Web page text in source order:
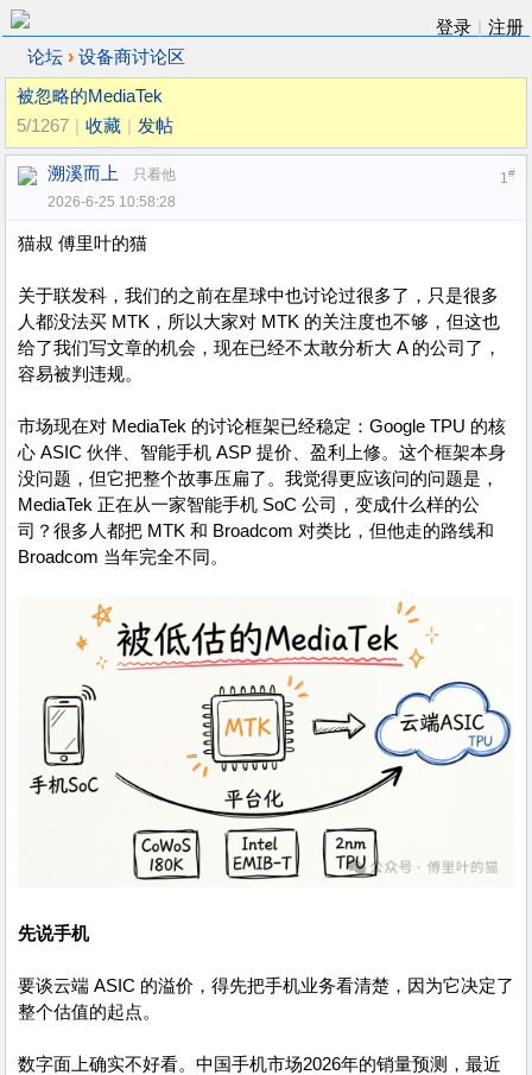
登录
注册
论坛 › 设备商讨论区
被忽略的MediaTek
5/1267
收藏 发帖
1#
溯溪而上
只看他
2026-6-25 10:58:28
猫叔 傅里叶的猫
关于联发科，我们的之前在星球中也讨论过很多了，只是很多
人都没法买 MTK，所以大家对 MTK 的关注度也不够，但这也
给了我们写文章的机会，现在已经不太敢分析大 A 的公司了，
容易被判违规。
市场现在对 MediaTek 的讨论框架已经稳定：Google TPU 的核
心 ASIC 伙伴、智能手机 ASP 提价、盈利上修。这个框架本身
没问题，但它把整个故事压扁了。我觉得更应该问的问题是，
MediaTek 正在从一家智能手机 SoC 公司，变成什么样的公
司？很多人都把 MTK 和 Broadcom 对类比，但他走的路线和
Broadcom 当年完全不同。
先说手机
要谈云端 ASIC 的溢价，得先把手机业务看清楚，因为它决定了
整个估值的起点。
数字面上确实不好看。中国手机市场2026年的销量预测，最近